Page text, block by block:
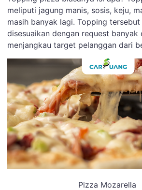
meliputi jagung manis, sosis, keju,
masih banyak lagi. Topping
disesuaikan dengan request banyak
menjangkau target pelanggan dari
Pizza Mozarella